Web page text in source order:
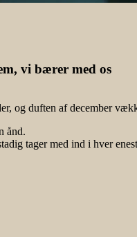
vi bærer med os
og duften af december
ånd.
tager med ind i hver